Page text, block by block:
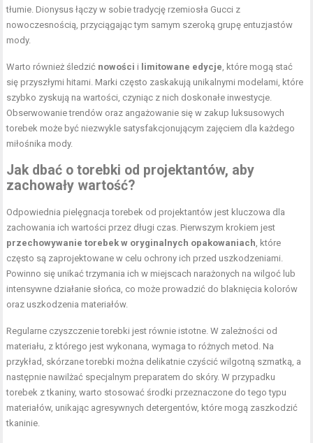
tłumie. Dionysus łączy w sobie tradycję rzemiosła Gucci z
nowoczesnością, przyciągając tym samym szeroką grupę entuzjastów
mody.
Warto również śledzić nowości i limitowane edycje, które mogą stać
się przyszłymi hitami. Marki często zaskakują unikalnymi modelami, które
szybko zyskują na wartości, czyniąc z nich doskonałe inwestycje.
Obserwowanie trendów oraz angażowanie się w zakup luksusowych
torebek może być niezwykle satysfakcjonującym zajęciem dla każdego
miłośnika mody.
Jak dbać o torebki od projektantów, aby
zachowały wartość?
Odpowiednia pielęgnacja torebek od projektantów jest kluczowa dla
zachowania ich wartości przez długi czas. Pierwszym krokiem jest
przechowywanie torebek w oryginalnych opakowaniach, które
często są zaprojektowane w celu ochrony ich przed uszkodzeniami.
Powinno się unikać trzymania ich w miejscach narażonych na wilgoć lub
intensywne działanie słońca, co może prowadzić do blaknięcia kolorów
oraz uszkodzenia materiałów.
Regularne czyszczenie torebki jest równie istotne. W zależności od
materiału, z którego jest wykonana, wymaga to różnych metod. Na
przykład, skórzane torebki można delikatnie czyścić wilgotną szmatką, a
następnie nawilżać specjalnym preparatem do skóry. W przypadku
torebek z tkaniny, warto stosować środki przeznaczone do tego typu
materiałów, unikając agresywnych detergentów, które mogą zaszkodzić
tkaninie.